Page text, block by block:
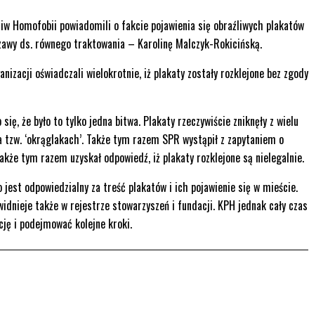
Homofobii powiadomili o fakcie pojawienia się obraźliwych plakatów
ds. równego traktowania – Karolinę Malczyk-Rokicińską.
oświadczali wielokrotnie, iż plakaty zostały rozklejone bez zgody
że było to tylko jedna bitwa. Plakaty rzeczywiście zniknęły z wielu
‘okrąglakach’. Także tym razem SPR wystąpił z zapytaniem o
tym razem uzyskał odpowiedź, iż plakaty rozklejone są nielegalnie.
odpowiedzialny za treść plakatów i ich pojawienie się w mieście.
także w rejestrze stowarzyszeń i fundacji. KPH jednak cały czas
i podejmować kolejne kroki.